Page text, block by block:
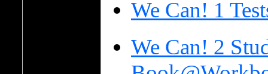
We Can! 1
We Can! 2